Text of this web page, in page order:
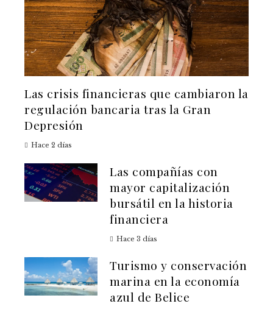
Las crisis financieras que cambiaron la
regulación bancaria tras la Gran
Depresión
Hace 2 días
Las compañías con
mayor capitalización
bursátil en la historia
financiera
Hace 3 días
Turismo y conservación
marina en la economía
azul de Belice